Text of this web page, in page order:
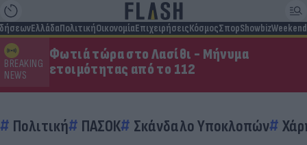
ΕλλάδαΠολιτικήΟικονομίαΕπιχειρήσειςΚόσμοςΣπορShowbizWeekend
BREAKING
NEWS
Φωτιά τώρα στο Λασίθι - Μήνυμα
ετοιμότητας από το 112
Πολιτική ΠΑΣΟΚ Σκάνδαλο Υποκλοπών